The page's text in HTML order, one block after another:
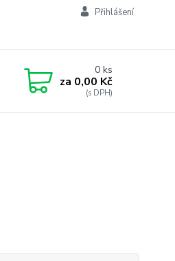
Přihlášení
0ks
za 0,00 Kč